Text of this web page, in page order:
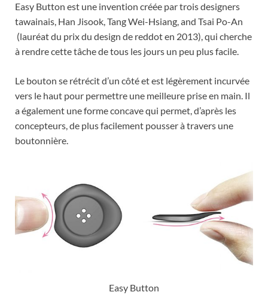
Easy Button est une invention créée par trois designers
tawainais, Han Jisook, Tang Wei-Hsiang, and Tsai Po-An
(lauréat du prix du design de reddot en 2013), qui cherche
à rendre cette tâche de tous les jours un peu plus facile.
Le bouton se rétrécit d’un côté et est légèrement incurvée
vers le haut pour permettre une meilleure prise en main. Il
a également une forme concave qui permet, d’après les
concepteurs, de plus facilement pousser à travers une
boutonnière.
Easy Button